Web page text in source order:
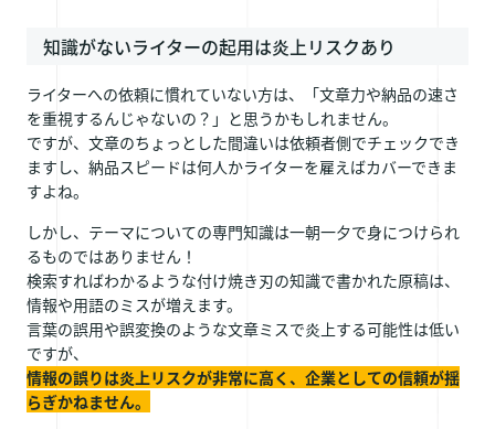
知識がないライターの起用は炎上リスクあり
ライターへの依頼に慣れていない方は、「文章力や納品の速さ
を重視するんじゃないの？」と思うかもしれません。
ですが、文章のちょっとした間違いは依頼者側でチェックでき
ますし、納品スピードは何人かライターを雇えばカバーできま
すよね。
しかし、テーマについての専門知識は一朝一夕で身につけられ
るものではありません！
検索すればわかるような付け焼き刃の知識で書かれた原稿は、
情報や用語のミスが増えます。
言葉の誤用や誤変換のような文章ミスで炎上する可能性は低い
ですが、
情報の誤りは炎上リスクが非常に高く、企業としての信頼が揺
らぎかねません。